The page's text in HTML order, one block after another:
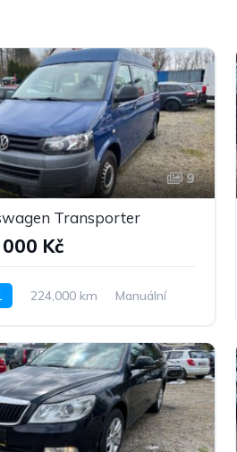
9
Transporter
Kč
224,000 km
Manuální